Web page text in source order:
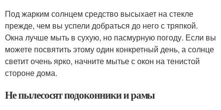
Под жарким солнцем средство высыхает на стекле
прежде, чем вы успели добраться до него с тряпкой.
Окна лучше мыть в сухую, но пасмурную погоду. Если вы
можете посвятить этому один конкретный день, а солнце
светит очень ярко, начните мытье с окон на тенистой
стороне дома.
Не пылесосят подоконники и рамы